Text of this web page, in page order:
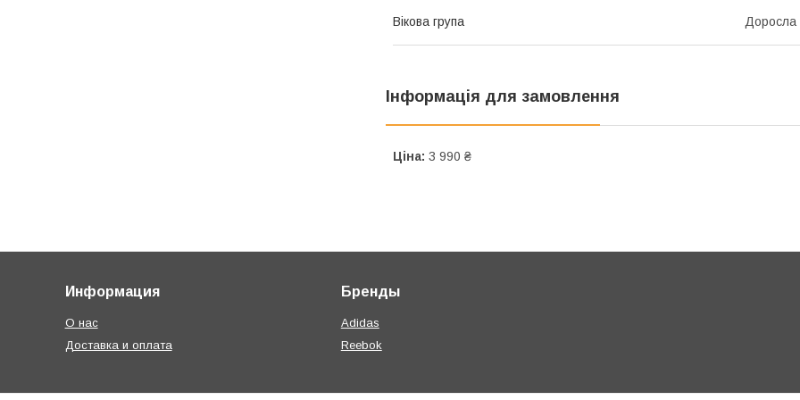
Вікова група Доросла
Інформація для замовлення
Ціна: 3 990 ₴
Информация
О нас
Доставка и оплата
Бренды
Adidas
Reebok